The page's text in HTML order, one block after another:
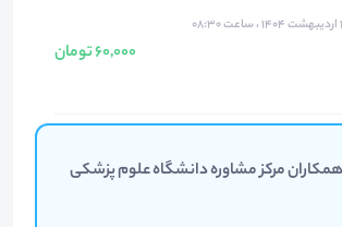
60,000 تومان
همکاران مرکز مشاوره دانشگاه علوم پزشکی